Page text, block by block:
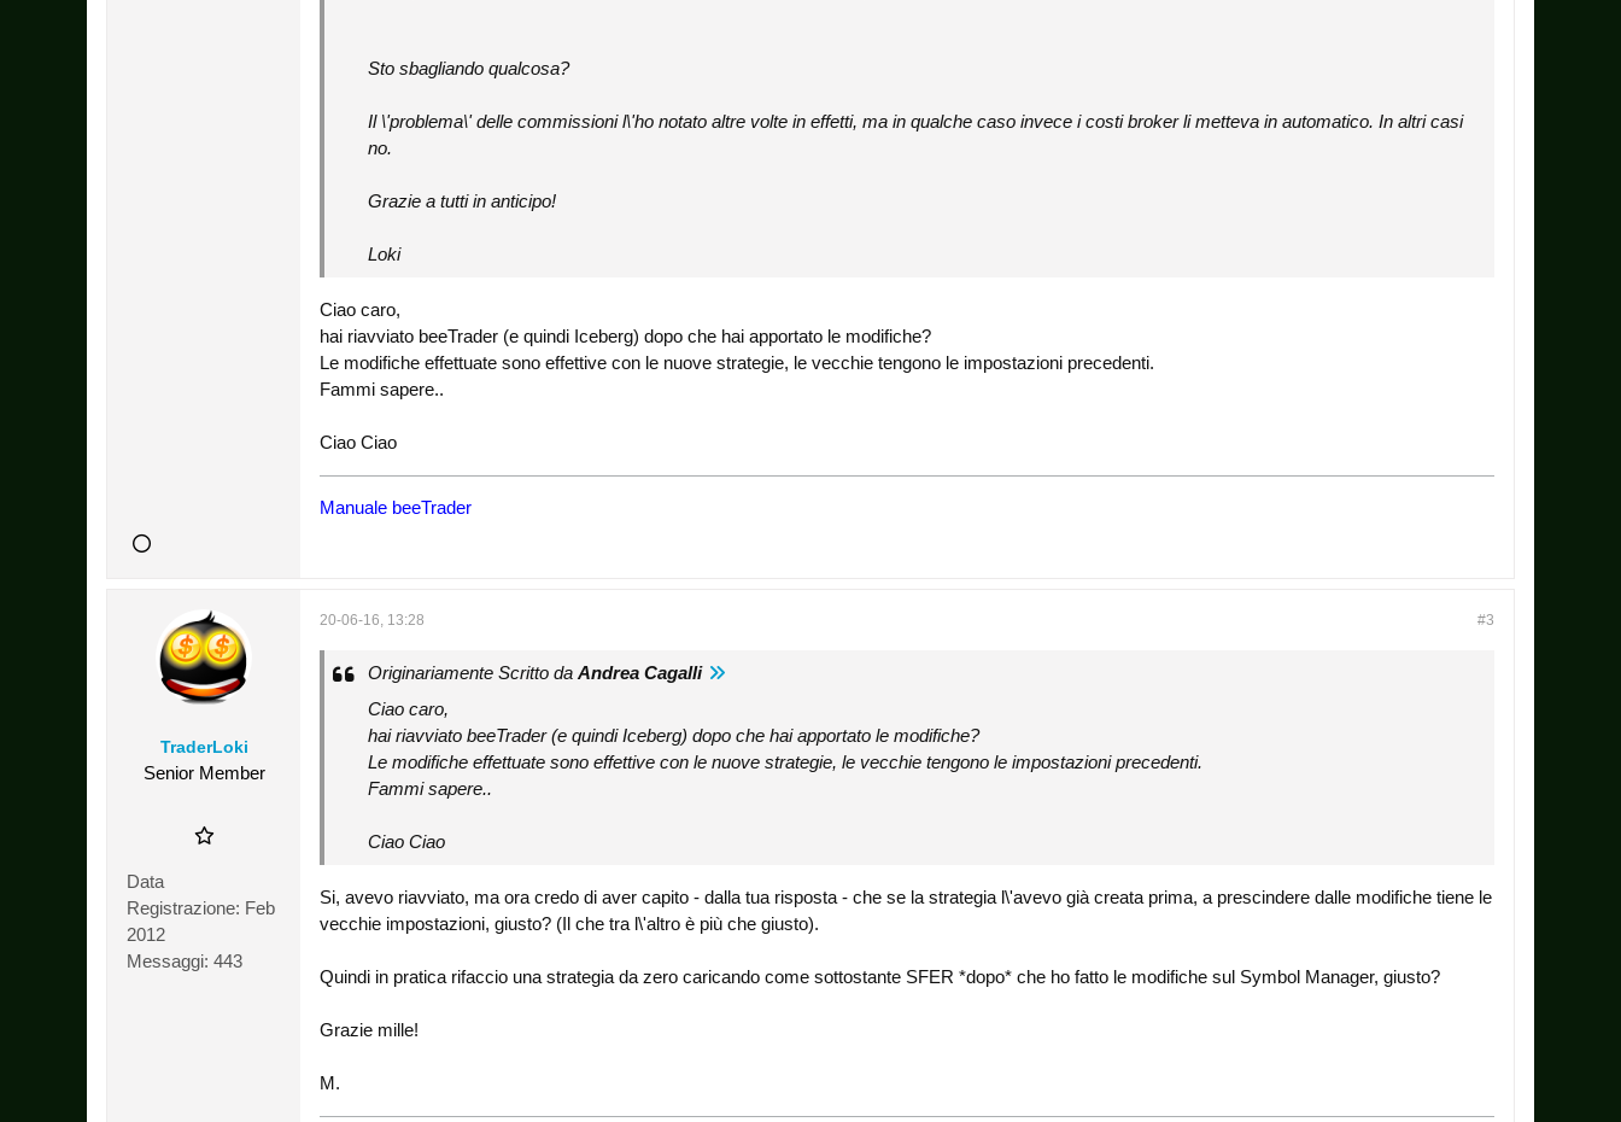
Sto sbagliando qualcosa?
Il \'problema\' delle commissioni l\'ho notato altre volte in effetti, ma in qualche caso invece i costi broker li metteva in automatico. In altri casi
no.
Grazie a tutti in anticipo!
Loki
Ciao caro,
hai riavviato beeTrader (e quindi Iceberg) dopo che hai apportato le modifiche?
Le modifiche effettuate sono effettive con le nuove strategie, le vecchie tengono le impostazioni precedenti.
Fammi sapere..
Ciao Ciao
Manuale beeTrader
TraderLoki
Senior Member
Data
Registrazione: Feb
2012
Messaggi: 443
#3
20-06-16, 13:28
Originariamente Scritto da Andrea Cagalli
Ciao caro,
hai riavviato beeTrader (e quindi Iceberg) dopo che hai apportato le modifiche?
Le modifiche effettuate sono effettive con le nuove strategie, le vecchie tengono le impostazioni precedenti.
Fammi sapere..
Ciao Ciao
Si, avevo riavviato, ma ora credo di aver capito - dalla tua risposta - che se la strategia l\'avevo già creata prima, a prescindere dalle modifiche tiene le
vecchie impostazioni, giusto? (Il che tra l\'altro è più che giusto).
Quindi in pratica rifaccio una strategia da zero caricando come sottostante SFER *dopo* che ho fatto le modifiche sul Symbol Manager, giusto?
Grazie mille!
M.